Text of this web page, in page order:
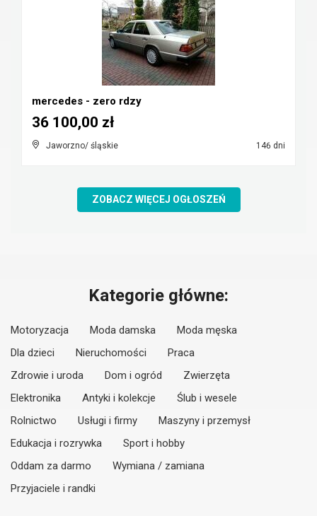
mercedes - zero rdzy
Jaworzno/ śląskie 146 dni
36 100,00 zł
ZOBACZ WIĘCEJ OGŁOSZEŃ
Kategorie główne:
Motoryzacja Moda damska
Moda męska
Dla dzieci
Nieruchomości
Praca
Zdrowie i uroda
Dom i ogród
Zwierzęta
Elektronika
Antyki i kolekcje
Ślub i wesele
Rolnictwo
Usługi i firmy
Maszyny i przemysł
Edukacja i rozrywka
Sport i hobby
Oddam za darmo
Wymiana / zamiana
Przyjaciele i randki